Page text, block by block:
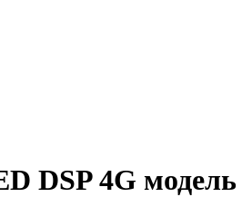
DSP 4G модель